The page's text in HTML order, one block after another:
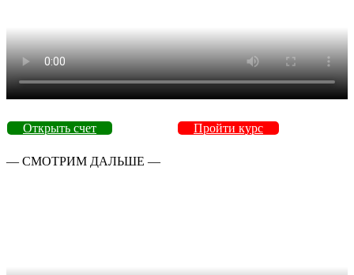
Открыть счет Пройти курс
— СМОТРИМ ДАЛЬШЕ —